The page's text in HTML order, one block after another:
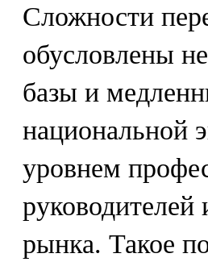
Сложности
обусловлены
базы и
национальной
уровнем
рынка. Такое